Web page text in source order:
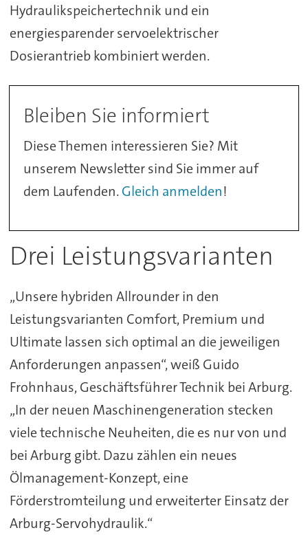
Hydraulikspeichertechnik und ein
energiesparender servoelektrischer
Dosierantrieb kombiniert werden.
Bleiben Sie informiert
Diese Themen interessieren Sie? Mit
unserem Newsletter sind Sie immer auf
dem Laufenden. Gleich anmelden!
Drei Leistungsvarianten
„Unsere hybriden Allrounder in den
Leistungsvarianten Comfort, Premium und
Ultimate lassen sich optimal an die jeweiligen
Anforderungen anpassen“, weiß Guido
Frohnhaus, Geschäftsführer Technik bei Arburg.
„In der neuen Maschinengeneration stecken
viele technische Neuheiten, die es nur von und
bei Arburg gibt. Dazu zählen ein neues
Ölmanagement-Konzept, eine
Förderstromteilung und erweiterter Einsatz der
Arburg-Servohydraulik.“